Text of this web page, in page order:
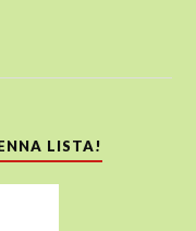
LISTA!